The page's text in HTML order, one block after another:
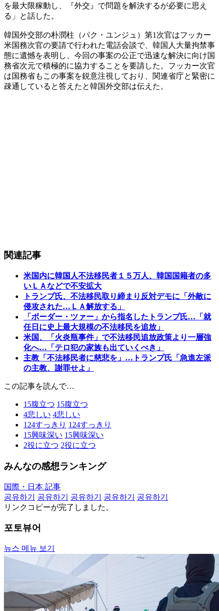
を最大限稼動し、『外交』で問題を解決するが必要に思え
る」と話した。
韓国外交部の朴潤柱（パク・ユンジュ）第1次官はフッカー
米国務次官の要請で行われた電話会談で、韓国人大量拘禁事
態に遺憾を表明し、今回の事案の公正で迅速な解決に向け国
務省次元で積極的に協力することを要請した。フッカー次官
は国務省もこの事案を鋭意注視しており、関連省庁と緊密に
疎通していると答えたと韓国外交部は伝えた。
関連記事
米国内に韓国人不法移民者１５万人、韓国国籍者の多
いＬＡなどで不安拡大
トランプ氏、不法移民取り締まり反対デモに「外敵に
侵攻された…ＬＡ解放する」
「ボーダー・ツァー」から指名したトランプ氏…「就
任日に史上最大規模の不法移民を追放」
米国、「火炎瓶事件」で不法移民追放政策より一層強
化へ…「テロ犯の家族も出ていくべき」
主教「不法移民者に慈悲を」…トランプ氏「急進左派
の主教、謝罪せよ」
この記事を読んで…
15腹立つ 15腹立つ
4悲しい 4悲しい
124すっきり 124すっきり
15興味深い 15興味深い
2役に立つ 2役に立つ
みんなの感想ランキング
国際・日本 記事
공유하기
공유하기 공유하기 공유하기
공유하기
リンクコピーが完了しました。
포토뷰어
뉴스 메뉴 보기